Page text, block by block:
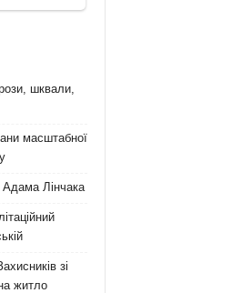
шквали,
масштабної
Адама Лінчака
зі
житло